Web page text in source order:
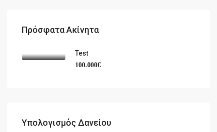
Πρόσφατα Ακίνητα
Test
100.000€
Υπολογισμός Δανείου